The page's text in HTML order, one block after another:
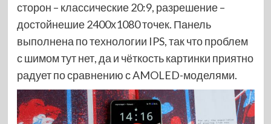
сторон – классические 20:9, разрешение –
достойнешие 2400х1080 точек. Панель
выполнена по технологии IPS, так что проблем
с шимом тут нет, да и чёткость картинки приятно
радует по сравнению с AMOLED-моделями.